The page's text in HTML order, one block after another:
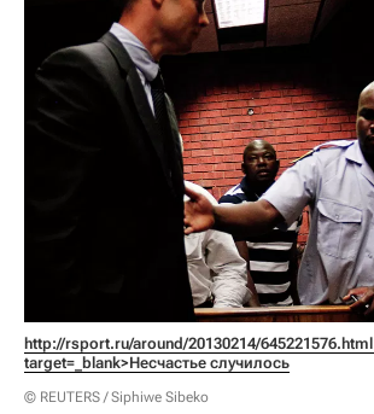
http://rsport.ru/around/20130214/645221576.html
target=_blank>Несчастье случилось
© REUTERS / Siphiwe Sibeko